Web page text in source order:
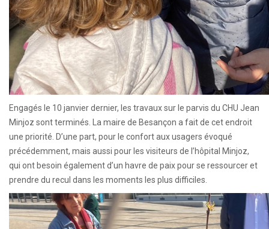
Engagés le 10 janvier dernier, les travaux sur le parvis du CHU Jean
Minjoz sont terminés. La maire de Besançon a fait de cet endroit
une priorité. D’une part, pour le confort aux usagers évoqué
précédemment, mais aussi pour les visiteurs de l’hôpital Minjoz,
qui ont besoin également d’un havre de paix pour se ressourcer et
prendre du recul dans les moments les plus difficiles.